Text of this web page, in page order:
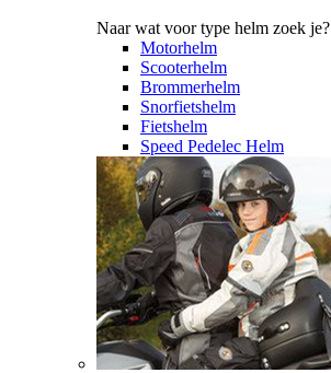
Naar wat voor type helm zoek je?
Motorhelm
Scooterhelm
Brommerhelm
Snorfietshelm
Fietshelm
Speed Pedelec Helm